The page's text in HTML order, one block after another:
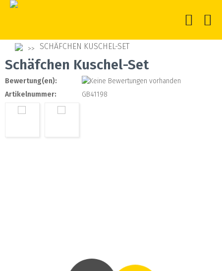
SCHÄFCHEN KUSCHEL-SET
Schäfchen Kuschel-Set
Bewertung(en):
Artikelnummer:
GB41198